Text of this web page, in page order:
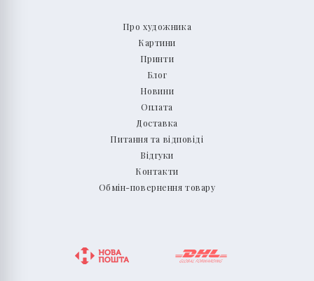
Про художника
Картини
Принти
Блог
Новини
Оплата
Доставка
Питання та відповіді
Відгуки
Контакти
Обмін-повернення товару